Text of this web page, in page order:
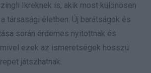
Ikreknek is, akik most különösen
társasági életben. Új barátságok és
során érdemes nyitottnak és
ezek az ismeretségek hosszú
játszhatnak.